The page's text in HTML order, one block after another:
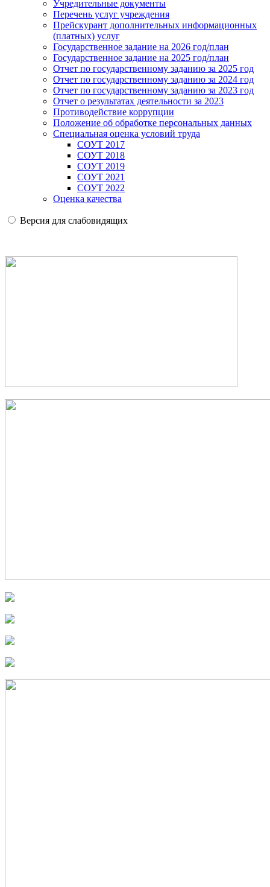
Учредительные документы
Перечень услуг учреждения
Прейскурант дополнительных информационных
(платных) услуг
Государственное задание на 2026 год/план
Государственное задание на 2025 год/план
Отчет по государственному заданию за 2025 год
Отчет по государственному заданию за 2024 год
Отчет по государственному заданию за 2023 год
Отчет о результатах деятельности за 2023
Противодействие коррупции
Положение об обработке персональных данных
Специальная оценка условий труда
СОУТ 2017
СОУТ 2018
СОУТ 2019
СОУТ 2021
СОУТ 2022
Оценка качества
Версия для слабовидящих